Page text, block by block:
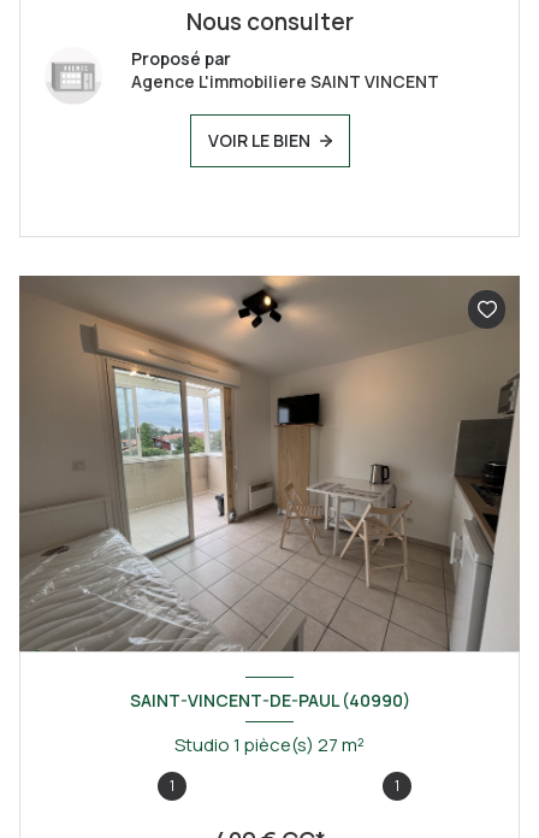
Nous consulter
Proposé par
Agence L'immobiliere SAINT VINCENT
VOIR LE BIEN
SAINT-VINCENT-DE-PAUL (40990)
Studio 1 pièce(s) 27 m²
1 1